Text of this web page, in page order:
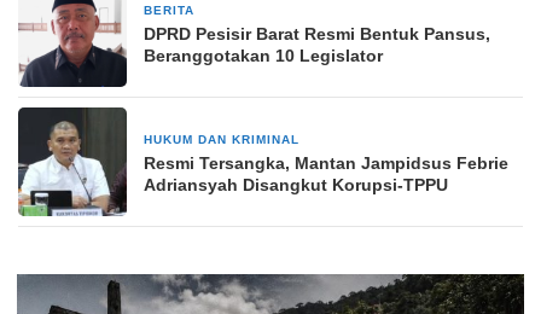
BERITA
DPRD Pesisir Barat Resmi Bentuk Pansus,
Beranggotakan 10 Legislator
HUKUM DAN KRIMINAL
Resmi Tersangka, Mantan Jampidsus Febrie
Adriansyah Disangkut Korupsi-TPPU